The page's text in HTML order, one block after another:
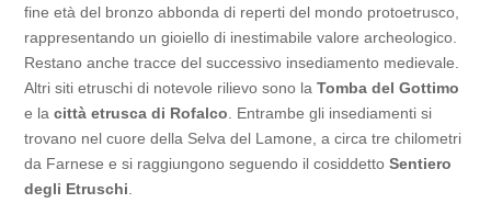
fine età del bronzo abbonda di reperti del mondo protoetrusco,
rappresentando un gioiello di inestimabile valore archeologico.
Restano anche tracce del successivo insediamento medievale.
Altri siti etruschi di notevole rilievo sono laTomba del Gottimo
e lacittà etrusca di Rofalco . Entrambe gli insediamenti si
trovano nel cuore della Selva del Lamone, a circa tre chilometri
da Farnese e si raggiungono seguendo il cosiddettoSentiero
degli Etruschi